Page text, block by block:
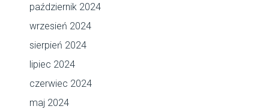
październik 2024
wrzesień 2024
sierpień 2024
lipiec 2024
czerwiec 2024
maj 2024